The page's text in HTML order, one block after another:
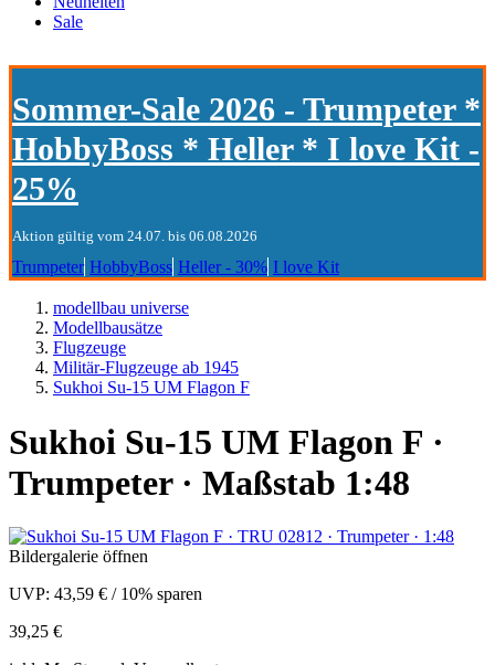
Sale
Sommer-Sale 2026 - Trumpeter *
HobbyBoss * Heller * I love Kit -
25%
Aktion gültig vom 24.07. bis 06.08.2026
Trumpeter HobbyBoss Heller - 30% I love Kit
modellbau universe
Modellbausätze
Flugzeuge
Militär-Flugzeuge ab 1945
Sukhoi Su-15 UM Flagon F
Sukhoi Su-15 UM Flagon F ·
Trumpeter · Maßstab 1:48
Bildergalerie öffnen
UVP: 43,59 € / 10% sparen
39,25 €